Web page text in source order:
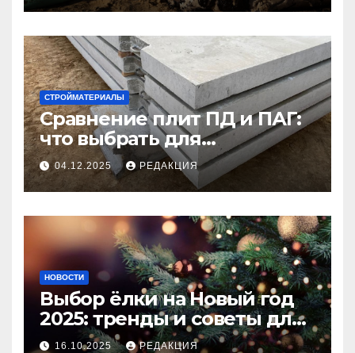
СТРОЙМАТЕРИАЛЫ
Сравнение плит ПД и ПАГ:
что выбрать для
долговечного и прочного
покрытия
04.12.2025 РЕДАКЦИЯ
НОВОСТИ
Выбор ёлки на Новый год
2025: тренды и советы для
идеального праздника
16.10.2025 РЕДАКЦИЯ